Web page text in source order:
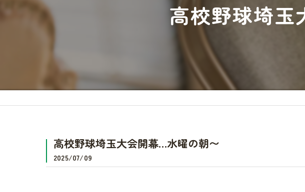
高校野球埼
高校野球埼玉大会開幕…水曜の朝〜
2025/07/09